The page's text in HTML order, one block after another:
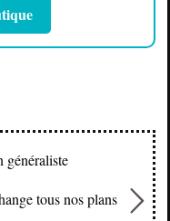
généraliste
tous nos plans